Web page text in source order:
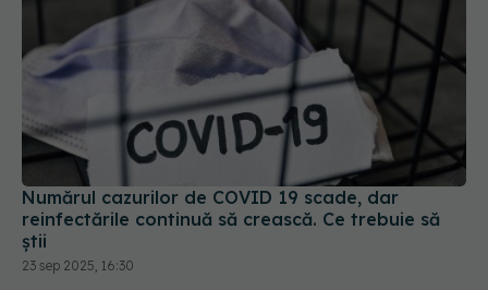
Numărul cazurilor de COVID 19 scade, dar
reinfectările continuă să crească. Ce trebuie să
știi
23 sep 2025, 16:30